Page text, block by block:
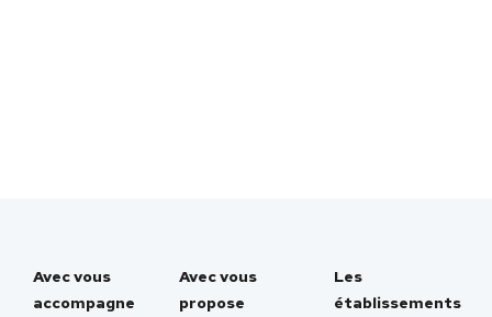
Avec vous
accompagne
Avec vous
propose
Les
établissements